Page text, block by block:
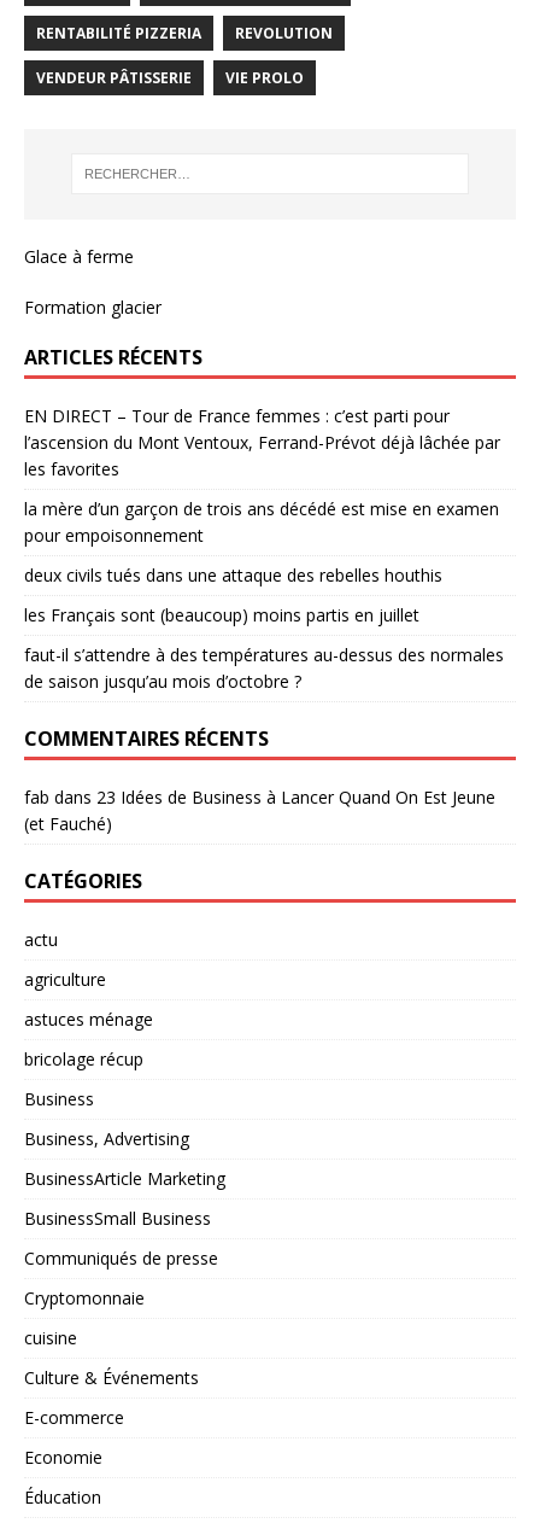
RENTABILITÉ PIZZERIA REVOLUTION
VENDEUR PÂTISSERIE VIE PROLO
Glace à ferme
Formation glacier
ARTICLES RÉCENTS
EN DIRECT – Tour de France femmes : c’est parti pour
l’ascension du Mont Ventoux, Ferrand-Prévot déjà lâchée par
les favorites
la mère d’un garçon de trois ans décédé est mise en examen
pour empoisonnement
deux civils tués dans une attaque des rebelles houthis
les Français sont (beaucoup) moins partis en juillet
faut-il s’attendre à des températures au-dessus des normales
de saison jusqu’au mois d’octobre ?
COMMENTAIRES RÉCENTS
fab dans 23 Idées de Business à Lancer Quand On Est Jeune
(et Fauché)
CATÉGORIES
actu
agriculture
astuces ménage
bricolage récup
Business
Business, Advertising
BusinessArticle Marketing
BusinessSmall Business
Communiqués de presse
Cryptomonnaie
cuisine
Culture & Événements
E-commerce
Economie
Éducation